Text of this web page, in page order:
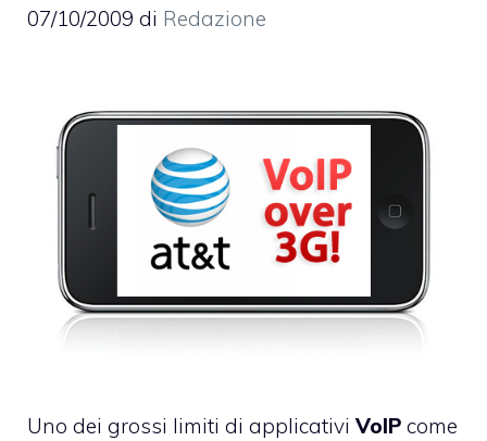
07/10/2009 di Redazione
Uno dei grossi limiti di applicativiVoIP come